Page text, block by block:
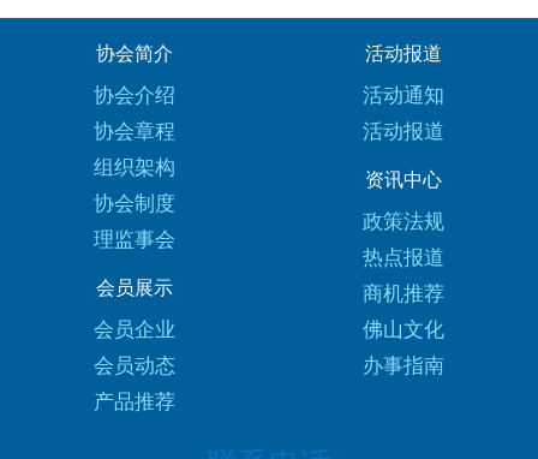
协会简介
协会介绍
协会章程
组织架构
协会制度
理监事会
活动报道
活动通知
活动报道
资讯中心
政策法规
热点报道
商机推荐
佛山文化
办事指南
会员展示
会员企业
会员动态
产品推荐